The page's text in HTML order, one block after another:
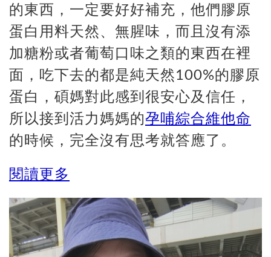
的東西，一定要好好補充，他們膠原
蛋白用料天然、無腥味，而且沒有添
加糖粉或者葡萄口味之類的東西在裡
面，吃下去的都是純天然100%的膠原
蛋白，碩媽對此感到很安心及信任，
所以接到活力媽媽的孕哺綜合維他命
的時候，完全沒有思考就答應了。
閱讀更多